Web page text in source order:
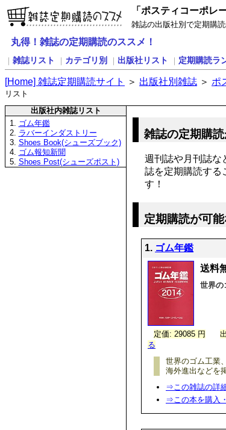
「ポスティコーポレ
雑誌の出版社別で定期購
丸得！雑誌の定期購読のススメ！
雑誌リスト カテゴリ別 出版社リスト 定期購読ラ
[Home] 雑誌定期購読サイト ＞ 出版社別雑誌 ＞ ポ
リスト
出版社内雑誌リスト
1.
ゴム年鑑
2. ラバーインダストリー
3. Shoes Book(シューズブック)
4.
ゴム報知新聞
5. Shoes Post(シューズポスト)
雑誌の定期購読
週刊誌や月刊誌な
誌を定期購読する
す！
定期購読が可
1. ゴム年鑑
送料
世界の
定価: 29085 円
る
世界のゴム工業
海外進出などを
⇒この雑誌の詳
⇒この本を購入